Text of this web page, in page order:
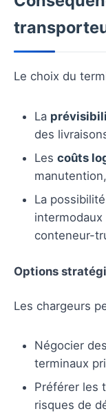
Le choix du
La
des
Les coûts
La
conteneur-
Options
Les chargeurs
Négocier
terminaux
Préférer les
risques de